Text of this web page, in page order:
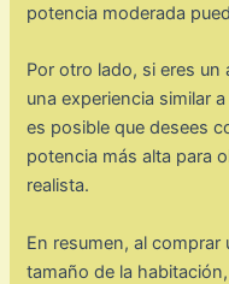
potencia moderada
Por otro lado, si eres un
una experiencia similar
es posible que desees
potencia más alta para
realista.
En resumen, al
tamaño de la